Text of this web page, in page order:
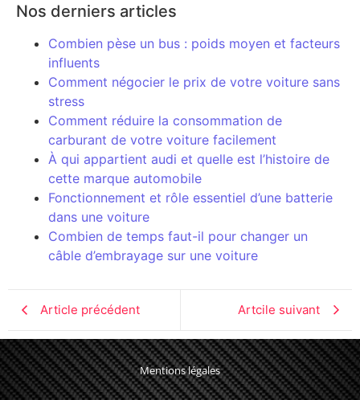
Nos derniers articles
Combien pèse un bus : poids moyen et facteurs
influents
Comment négocier le prix de votre voiture sans
stress
Comment réduire la consommation de
carburant de votre voiture facilement
À qui appartient audi et quelle est l’histoire de
cette marque automobile
Fonctionnement et rôle essentiel d’une batterie
dans une voiture
Combien de temps faut-il pour changer un
câble d’embrayage sur une voiture
Article précédent Artcile suivant
Mentions légales